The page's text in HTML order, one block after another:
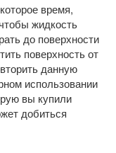
время,
жидкость
до поверхности
поверхность от
данную
использовании
вы купили
добиться